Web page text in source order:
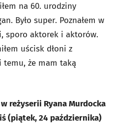
na 60. urodziny
Było super. Poznałem w
sporo aktorek i aktorów.
uścisk dłoni z
temu, że mam taką
reżyserii Ryana Murdocka
(piątek, 24 października)